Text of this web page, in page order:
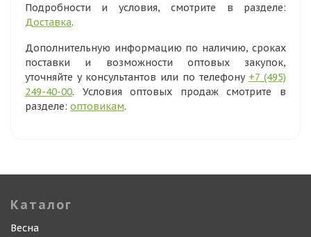
Подробности и условия, смотрите в разделе:
Доставка.
Дополнительную информацию по наличию, сроках
поставки и возможности оптовых закупок,
уточняйте у консультантов или по телефону +7 (495)
249-40-00. Условия оптовых продаж смотрите в
разделе: оптовикам.
Каталог
Весна